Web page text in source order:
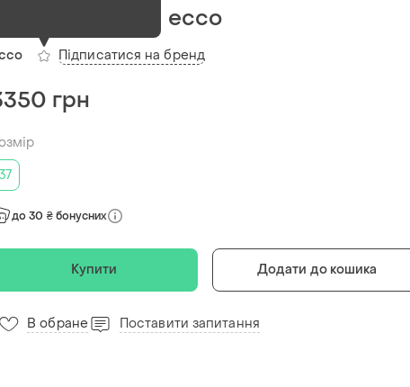
Кросівки жіночі ecco
Підписатися на бренд
грн
до 30 ₴ бонусних
Купити Додати до кошика
В обране Поставити запитання